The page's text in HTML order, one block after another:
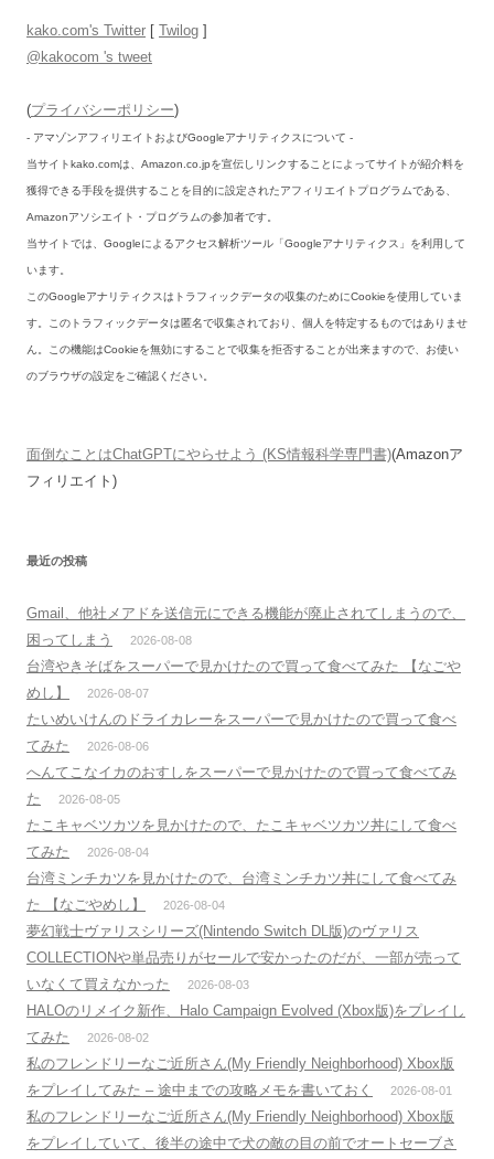
kako.com's Twitter [ Twilog ]
@kakocom 's tweet
(プライバシーポリシー)
- アマゾンアフィリエイトおよびGoogleアナリティクスについて -
当サイトkako.comは、Amazon.co.jpを宣伝しリンクすることによってサイトが紹介料を
獲得できる手段を提供することを目的に設定されたアフィリエイトプログラムである、
Amazonアソシエイト・プログラムの参加者です。
当サイトでは、Googleによるアクセス解析ツール「Googleアナリティクス」を利用して
います。
このGoogleアナリティクスはトラフィックデータの収集のためにCookieを使用していま
す。このトラフィックデータは匿名で収集されており、個人を特定するものではありませ
ん。この機能はCookieを無効にすることで収集を拒否することが出来ますので、お使い
のブラウザの設定をご確認ください。
面倒なことはChatGPTにやらせよう (KS情報科学専門書)(Amazonア
フィリエイト)
最近の投稿
Gmail、他社メアドを送信元にできる機能が廃止されてしまうので、
困ってしまう
2026-08-08
台湾やきそばをスーパーで見かけたので買って食べてみた 【なごや
めし】
2026-08-07
たいめいけんのドライカレーをスーパーで見かけたので買って食べ
てみた
2026-08-06
へんてこなイカのおすしをスーパーで見かけたので買って食べてみ
た
2026-08-05
たこキャベツカツを見かけたので、たこキャベツカツ丼にして食べ
てみた
2026-08-04
台湾ミンチカツを見かけたので、台湾ミンチカツ丼にして食べてみ
た 【なごやめし】
2026-08-04
夢幻戦士ヴァリスシリーズ(Nintendo Switch DL版)のヴァリス
COLLECTIONや単品売りがセールで安かったのだが、一部が売って
いなくて買えなかった
2026-08-03
HALOのリメイク新作、Halo Campaign Evolved (Xbox版)をプレイし
てみた
2026-08-02
私のフレンドリーなご近所さん(My Friendly Neighborhood) Xbox版
をプレイしてみた – 途中までの攻略メモを書いておく
2026-08-01
私のフレンドリーなご近所さん(My Friendly Neighborhood) Xbox版
をプレイしていて、後半の途中で犬の敵の目の前でオートセーブさ